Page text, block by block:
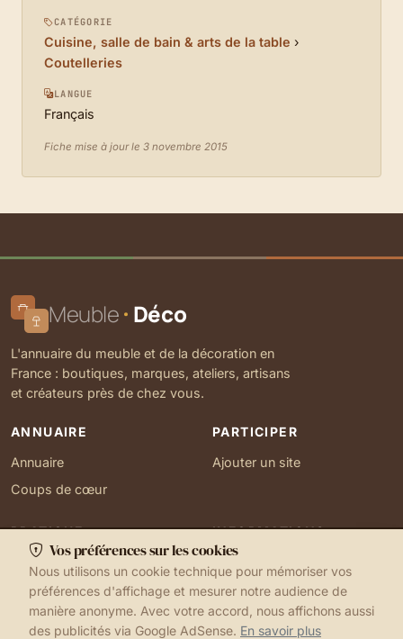
CATÉGORIE
Cuisine, salle de bain & arts de la table ›
Coutelleries
LANGUE
Français
Fiche mise à jour le 3 novembre 2015
Meuble Déco
L'annuaire du meuble et de la décoration en
France : boutiques, marques, ateliers, artisans
et créateurs près de chez vous.
ANNUAIRE
Annuaire
Coups de cœur
PARTICIPER
Ajouter un site
PRATIQUE
Ma localisation
Gérer mes cookies
INFORMATIONS
Contact
Vos préférences sur les cookies
Nous utilisons un cookie technique pour mémoriser vos
préférences d'affichage et mesurer notre audience de
manière anonyme. Avec votre accord, nous affichons aussi
des publicités via Google AdSense. En savoir plus